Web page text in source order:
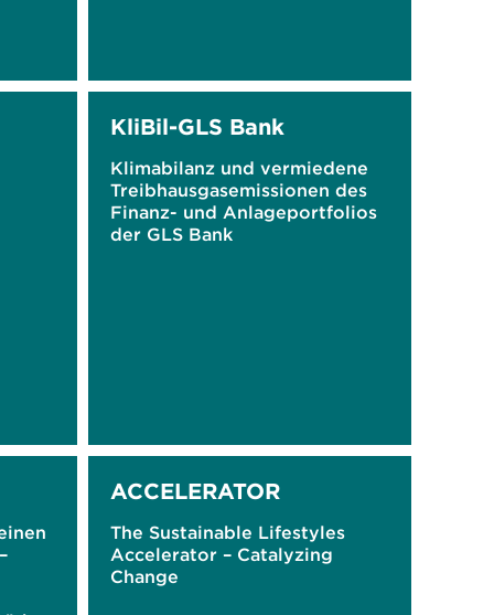
KliBil-GLS Bank
Klimabilanz und vermiedene
Treibhausgasemissionen des
Finanz- und Anlageportfolios
der GLS Bank
ACCELERATOR
The Sustainable Lifestyles
Accelerator – Catalyzing
Change